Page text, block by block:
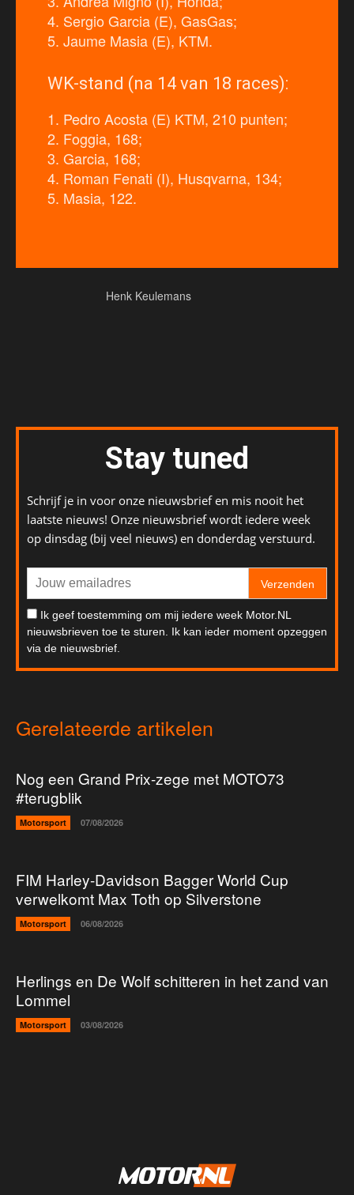
4. Sergio Garcia (E), GasGas;
5. Jaume Masia (E), KTM.
WK-stand (na 14 van 18 races):
1. Pedro Acosta (E) KTM, 210 punten;
2. Foggia, 168;
3. Garcia, 168;
4. Roman Fenati (I), Husqvarna, 134;
5. Masia, 122.
Henk Keulemans
Stay tuned
Schrijf je in voor onze nieuwsbrief en mis nooit het
laatste nieuws! Onze nieuwsbrief wordt iedere week
op dinsdag (bij veel nieuws) en donderdag verstuurd.
Verzenden
Ik geef toestemming om mij iedere week Motor.NL
nieuwsbrieven toe te sturen. Ik kan ieder moment opzeggen
via de nieuwsbrief.
Gerelateerde artikelen
Nog een Grand Prix-zege met MOTO73
#terugblik
Motorsport 07/08/2026
FIM Harley-Davidson Bagger World Cup
verwelkomt Max Toth op Silverstone
Motorsport 06/08/2026
Herlings en De Wolf schitteren in het zand van
Lommel
Motorsport 03/08/2026